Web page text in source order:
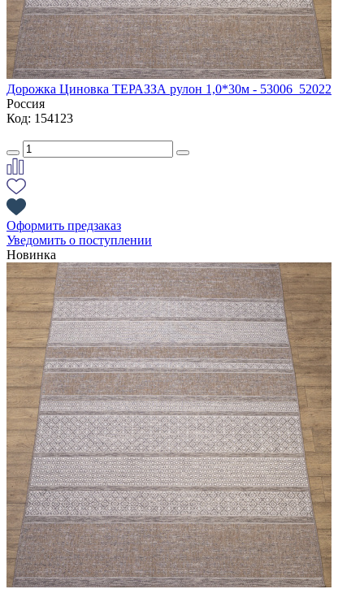
Дорожка Циновка ТЕРАЗЗА рулон 1,0*30м - 53006_52022
Россия
Код: 154123
Оформить предзаказ
Уведомить о поступлении
Новинка